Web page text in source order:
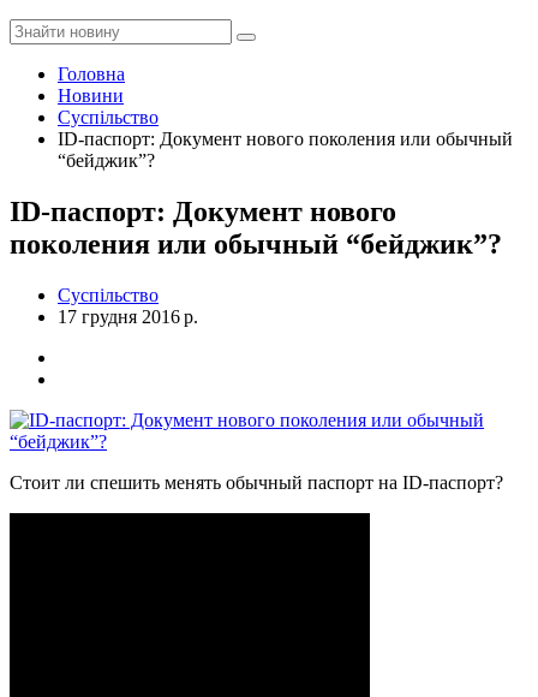
Головна
Новини
Суспільство
ID-паспорт: Документ нового поколения или обычный
“бейджик”?
ID-паспорт: Документ нового
поколения или обычный “бейджик”?
Суспільство
17 грудня 2016 р.
Стоит ли спешить менять обычный паспорт на ID-паспорт?